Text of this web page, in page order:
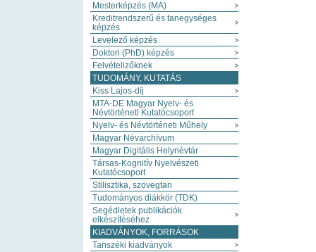
Mesterképzés (MA)
Kreditrendszerű és tanegységes
képzés
Levelező képzés
Doktori (PhD) képzés
Felvételizőknek
TUDOMÁNY, KUTATÁS
Kiss Lajos-díj
MTA-DE Magyar Nyelv- és
Névtörténeti Kutatócsoport
Nyelv- és Névtörténeti Műhely
Magyar Névarchívum
Magyar Digitális Helynévtár
Társas-Kognitív Nyelvészeti
Kutatócsoport
Stilisztika, szövegtan
Tudományos diákkör (TDK)
Segédletek publikációk
elkészítéséhez
KIADVÁNYOK, FORRÁSOK
Tanszéki kiadványok